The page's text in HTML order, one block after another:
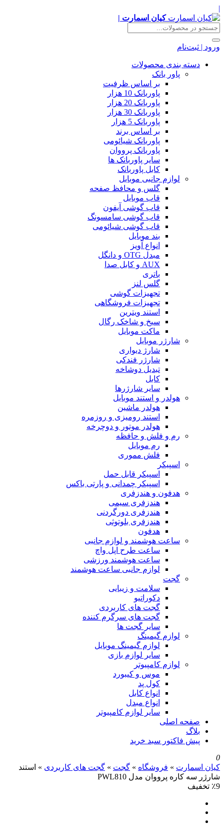
|
کیان اسمارت |
ورود | ثبت‌نام
دسته بندی محصولات
پاور بانک
بر اساس ظرفیت
پاوربانک 10 هزار
پاوربانک 20 هزار
پاوربانک 30 هزار
پاوربانک 5 هزار
بر اساس برند
پاوربانک شیائومی
پاوربانک پرووان
سایر پاوربانک ها
کابل پاوربانک
لوازم جانبی موبایل
گلس و محافظ صفحه
قاب موبایل
قاب گوشی آیفون
قاب گوشی سامسونگ
قاب گوشی شیائومی
بند موبایل
انواع آویز
مبدل OTG و دانگل
AUX و کابل صدا
باتری
گلس لنز
تجهیزات گوشی
تجهیزات فروشگاهی
استند ویترین
سیخ و شاخک رگال
ماکت موبایل
شارژر موبایل
شارژ دیواری
شارژر فندکی
تبدیل دوشاخه
کابل
سایر شارژرها
هولدر و استند موبایل
هولدر ماشین
استند رومیزی و روزمره
هولدر موتور و دوچرخه
رم و فلش و حافظه
رم موبایل
فلش مموری
اسپیکر
اسپیکر قابل حمل
اسپیکر چمدانی و پارتی باکس
هدفون و هندزفری
هندزفری سیمی
هندزفری دورگردنی
هندزفری بلوتوثی
هدفون
ساعت هوشمند و لوازم جانبی
ساعت طرح اپل واچ
ساعت هوشمند ورزشی
لوازم جانبی ساعت هوشمند
گجت
سلامت و زیبایی
دکوراتیو
گجت های کاربردی
گجت های سرگرم کننده
سایر گجت ها
لوازم گیمینگ
لوازم گیمینگ موبایل
سایر لوازم بازی
لوازم کامپیوتر
موس و کیبورد
کول پد
انواع کابل
انواع مبدل
سایر لوازم کامپیوتر
صفحه اصلی
بلاگ
پیش فاکتور سبد خرید
0
کیان اسمارت » فروشگاه » گجت » گجت های کاربردی » استند
شارژر سه کاره پرووان مدل PWL810
٪9 تخفیف